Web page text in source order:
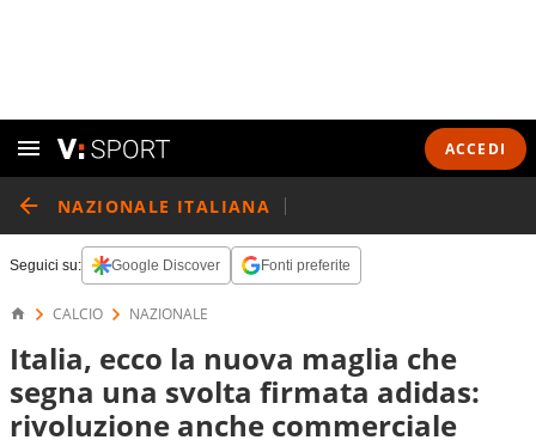
ACCEDI
NAZIONALE ITALIANA
Seguici su: Google Discover Fonti preferite
CALCIO NAZIONALE
Italia, ecco la nuova maglia che
segna una svolta firmata adidas:
rivoluzione anche commerciale